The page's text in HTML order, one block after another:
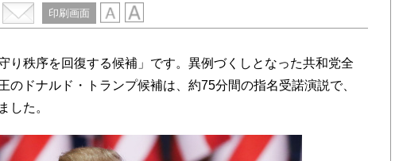
印刷画面
り秩序を回復する候補」です。異例づくしとなった共和党全
のドナルド・トランプ候補は、約75分間の指名受諾演説で、
した。